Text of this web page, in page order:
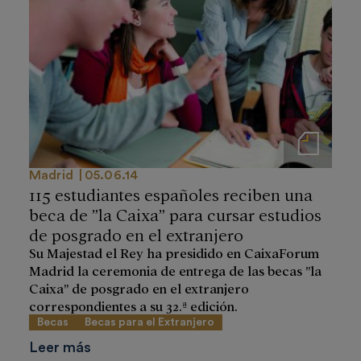
Notas de prensa
Madrid 05.06.14
115 estudiantes españoles reciben una
beca de ”la Caixa” para cursar estudios
de posgrado en el extranjero
Su Majestad el Rey ha presidido en CaixaForum
Madrid la ceremonia de entrega de las becas ”la
Caixa” de posgrado en el extranjero
correspondientes a su 32.ª edición.
Becas Becas para el Extranjero
Leer más